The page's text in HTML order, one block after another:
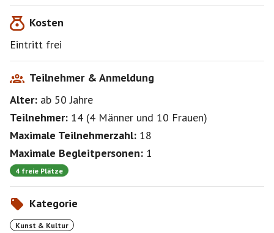
Kosten
Eintritt frei
Teilnehmer & Anmeldung
Alter: ab 50Jahre
Teilnehmer: 14 (4 Männer und 10 Frauen)
Maximale Teilnehmerzahl: 18
Maximale Begleitpersonen: 1
4 freie Plätze
Kategorie
Kunst & Kultur